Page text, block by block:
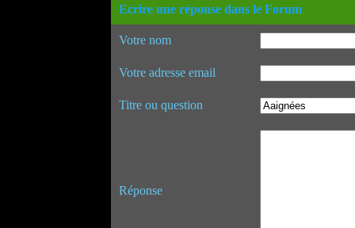
Ecrire une réponse dans le Forum
Votre nom
Votre adresse email
Titre ou question
Réponse